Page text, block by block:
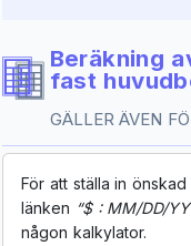
Beräkning
fast
GÄLLER ÄVEN
För att ställa in
länken “$ : MM/DD/
någon kalkylator.